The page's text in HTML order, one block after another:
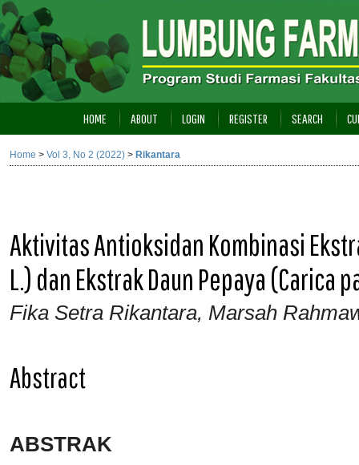
HOME ABOUT LOGIN REGISTER SEARCH
Home > Vol 3, No 2 (2022) > Rikantara
Aktivitas Antioksidan Kombinasi
L.) dan Ekstrak Daun Pepaya (Carica
Fika Setra Rikantara, Marsah
Abstract
ABSTRAK